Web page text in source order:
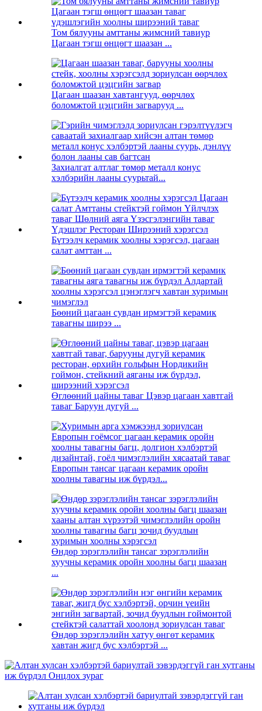
Том бялууны амттаны жимсний тавиур
Цагаан тэгш өнцөгт шаазан ...
Цагаан шаазан хавтангууд, өөрчлөх
боломжтой цэцгийн загварууд ...
Захиалгат алтлаг төмөр металл конус
хэлбэрийн лааны суурьтай...
Бүтээлч керамик хоолны хэрэгсэл, цагаан
салат амттан ...
Бөөний цагаан сувдан ирмэгтэй керамик
тавагны ширээ ...
Өглөөний цайны таваг Цэвэр цагаан хавтгай
таваг Баруун дугуй ...
Европын тансаг цагаан керамик оройн
хоолны тавагны иж бүрдэл...
Өндөр зэрэглэлийн тансаг зэрэглэлийн
хуучны керамик оройн хоолны багц шаазан
...
Өндөр зэрэглэлийн хатуу өнгөт керамик
хавтан жигд бус хэлбэртэй ...